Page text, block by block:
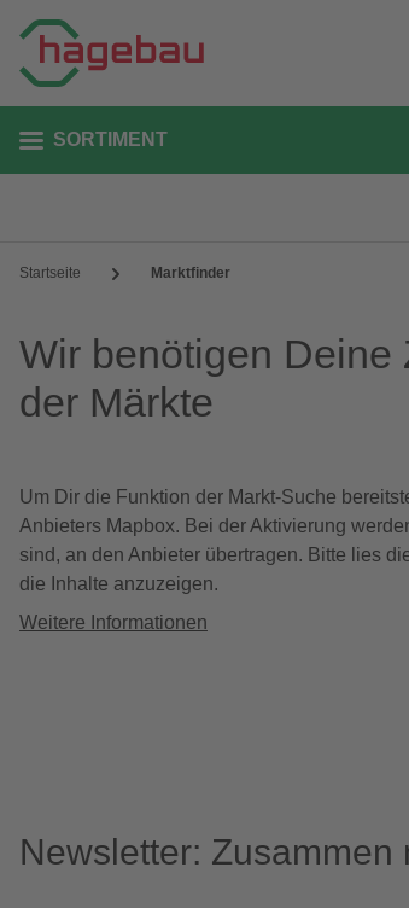
SORTIMENT
Startseite Marktfinder
Wir benötigen Deine
der Märkte
Um Dir die Funktion der Markt-Suche
Anbieters Mapbox. Bei der Aktivierung
sind, an den Anbieter übertragen. Bitte lies
die Inhalte anzuzeigen.
Weitere Informationen
Newsletter: